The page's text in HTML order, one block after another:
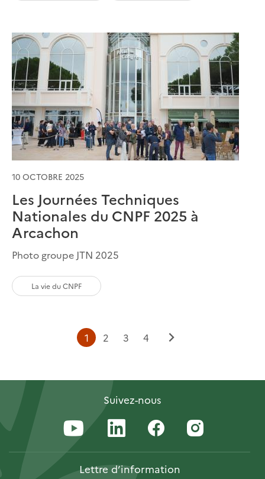
10 OCTOBRE 2025
Les Journées Techniques
Nationales du CNPF 2025 à
Arcachon
Photo groupe JTN 2025
La vie du CNPF
Page
courante
1 Page
2 Page
3 Page
4
Page
Suivez-nous
Lettred’information